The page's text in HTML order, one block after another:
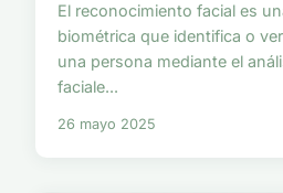
El reconocimiento facial es
biométrica que identifica o
una persona mediante el
faciale...
26 mayo 2025